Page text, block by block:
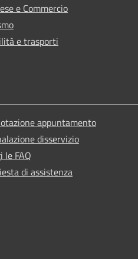
e Commercio
e trasporti
appuntamento
disservizio
le FAQ
di assistenza